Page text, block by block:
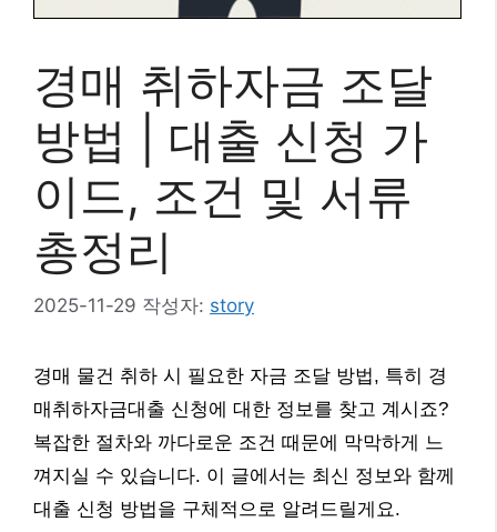
경매 취하자금 조달
방법 | 대출 신청 가
이드, 조건 및 서류
총정리
2025-11-29 작성자: story
경매 물건 취하 시 필요한 자금 조달 방법, 특히 경
매취하자금대출 신청에 대한 정보를 찾고 계시죠?
복잡한 절차와 까다로운 조건 때문에 막막하게 느
껴지실 수 있습니다. 이 글에서는 최신 정보와 함께
대출 신청 방법을 구체적으로 알려드릴게요.